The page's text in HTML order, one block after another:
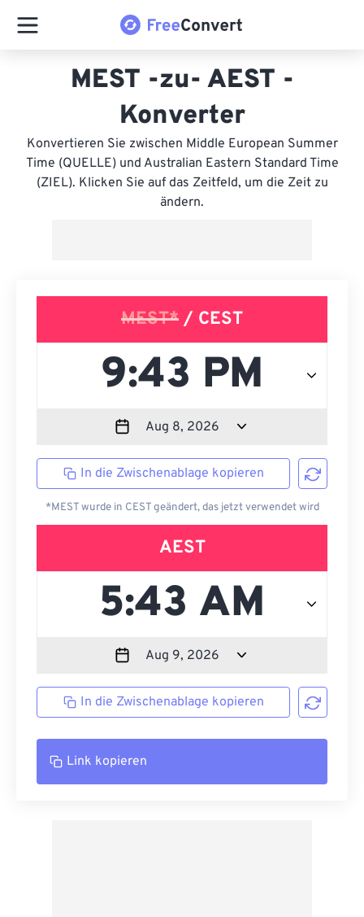
MEST -zu- AEST -
Konverter
Konvertieren Sie zwischen Middle European Summer
Time (QUELLE) und Australian Eastern Standard Time
(ZIEL). Klicken Sie auf das Zeitfeld, um die Zeit zu
ändern.
MEST* / CEST
In die Zwischenablage kopieren
*MEST wurde in CEST geändert, das jetzt verwendet wird
AEST
In die Zwischenablage kopieren
Link kopieren